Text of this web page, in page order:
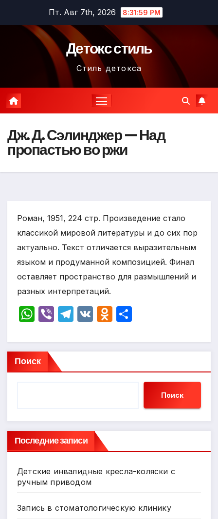
содержимому
Пт. Авг 7th, 2026 8:32:01 PM
Детокс стиль
Стиль детокса
Дж. Д. Сэлинджер — Над
пропастью во ржи
Роман, 1951, 224 стр. Произведение стало
классикой мировой литературы и до сих пор
актуально. Текст отличается выразительным
языком и продуманной композицией. Финал
оставляет пространство для размышлений и
разных интерпретаций.
W
at
s
A
Vi
er
T
e
a
V
O
n
kl
s
ki
п
а
т
Поиск
Поиск
Последние записи
Детские инвалидные кресла-коляски с
ручным приводом
Запись в стоматологическую клинику